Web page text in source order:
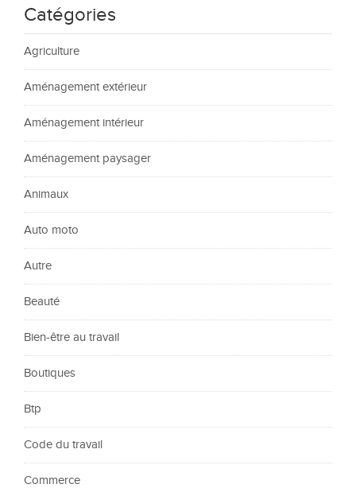
Catégories
Agriculture
Aménagement extérieur
Aménagement intérieur
Aménagement paysager
Animaux
Auto moto
Autre
Beauté
Bien-être au travail
Boutiques
Btp
Code du travail
Commerce